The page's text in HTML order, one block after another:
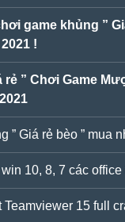
game khủng ”
!
rẻ ” Chơi Game
” Giá rẻ bèo ” mua
10, 8, 7 các office
15 full